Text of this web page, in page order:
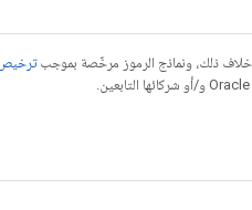
ذلك، ونماذج الرموز مرخّصة بموجبترخيص Apache 2.0‏